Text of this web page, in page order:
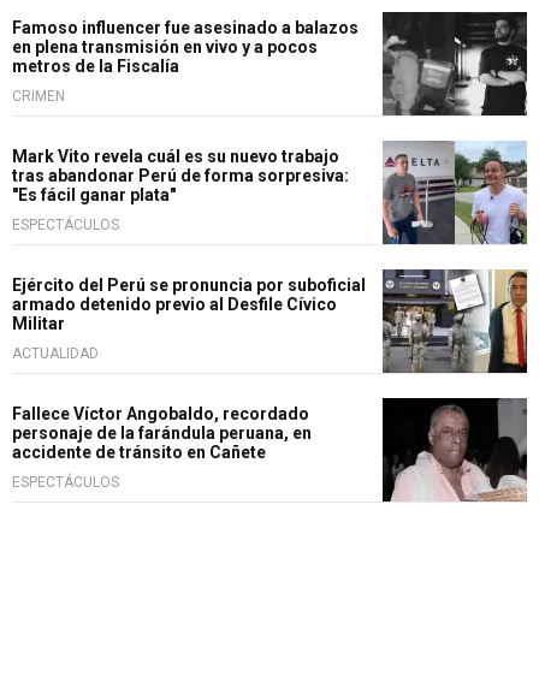
Famoso influencer fue asesinado a balazos
en plena transmisión en vivo y a pocos
metros de la Fiscalía
CRIMEN
Mark Vito revela cuál es su nuevo trabajo
tras abandonar Perú de forma sorpresiva:
"Es fácil ganar plata"
ESPECTÁCULOS
Ejército del Perú se pronuncia por suboficial
armado detenido previo al Desfile Cívico
Militar
ACTUALIDAD
Fallece Víctor Angobaldo, recordado
personaje de la farándula peruana, en
accidente de tránsito en Cañete
ESPECTÁCULOS